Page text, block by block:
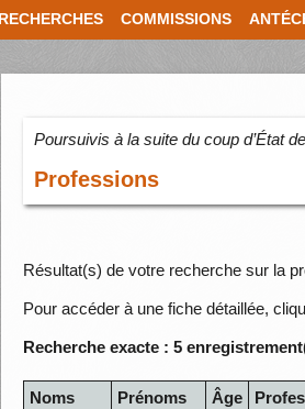
RECHERCHES COMMISSIONS
Poursuivis à la suite du coup d’État
Professions
Résultat(s) de votre recherche sur la
Pour accéder à une fiche détaillée,
Recherche exacte : 5
Noms Prénoms Âge